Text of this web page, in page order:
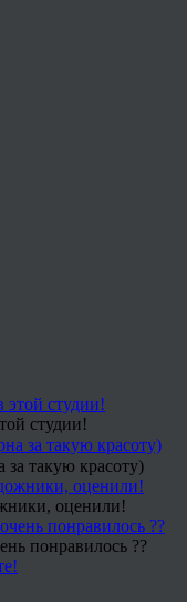
студии!
за такую красоту)
оценили!
понравилось ??